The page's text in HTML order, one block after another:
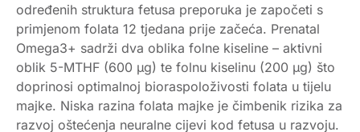
određenih struktura fetusa preporuka je započeti s
primjenom folata 12 tjedana prije začeća. Prenatal
Omega3+ sadrži dva oblika folne kiseline – aktivni
oblik 5-MTHF (600 µg) te folnu kiselinu (200 µg) što
doprinosi optimalnoj bioraspoloživosti folata u tijelu
majke. Niska razina folata majke je čimbenik rizika za
razvoj oštećenja neuralne cijevi kod fetusa u razvoju.